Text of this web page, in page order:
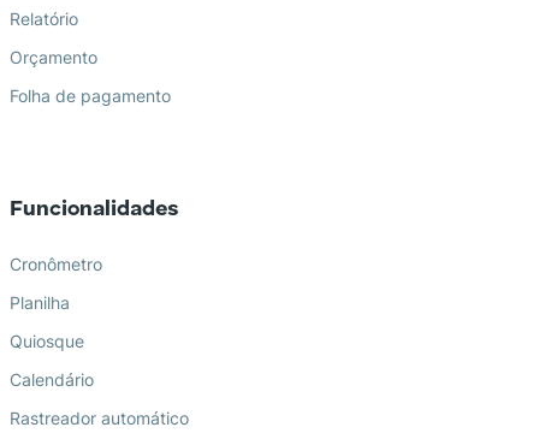
Relatório
Orçamento
Folha de pagamento
Funcionalidades
Cronômetro
Planilha
Quiosque
Calendário
Rastreador automático